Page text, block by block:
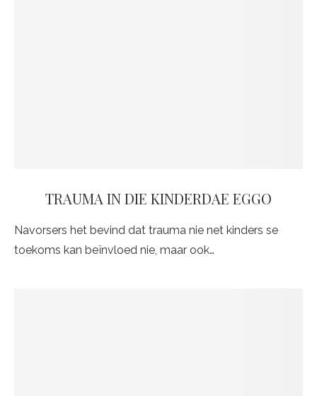
TRAUMA IN DIE KINDERDAE EGGO
Navorsers het bevind dat trauma nie net kinders se
toekoms kan beïnvloed nie, maar ook…